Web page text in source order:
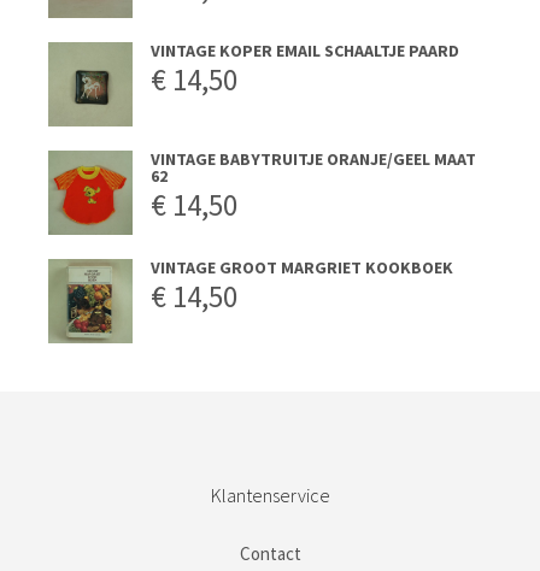
VINTAGE KOPER EMAIL SCHAALTJE PAARD
€ 14,50
VINTAGE BABYTRUITJE ORANJE/GEEL MAAT
62
€ 14,50
VINTAGE GROOT MARGRIET KOOKBOEK
€ 14,50
Klantenservice
Contact